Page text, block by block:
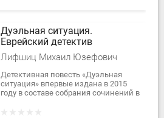
Дуэльная ситуация.
Еврейский детектив
Лифшиц Михаил Юзефович
Детективная повесть «Дуэльная
ситуация» впервые издана в 2015
году в составе собрания сочинений в